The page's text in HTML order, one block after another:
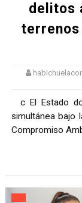
delitos
terrenos
c El Estado
simultánea bajo
Compromiso